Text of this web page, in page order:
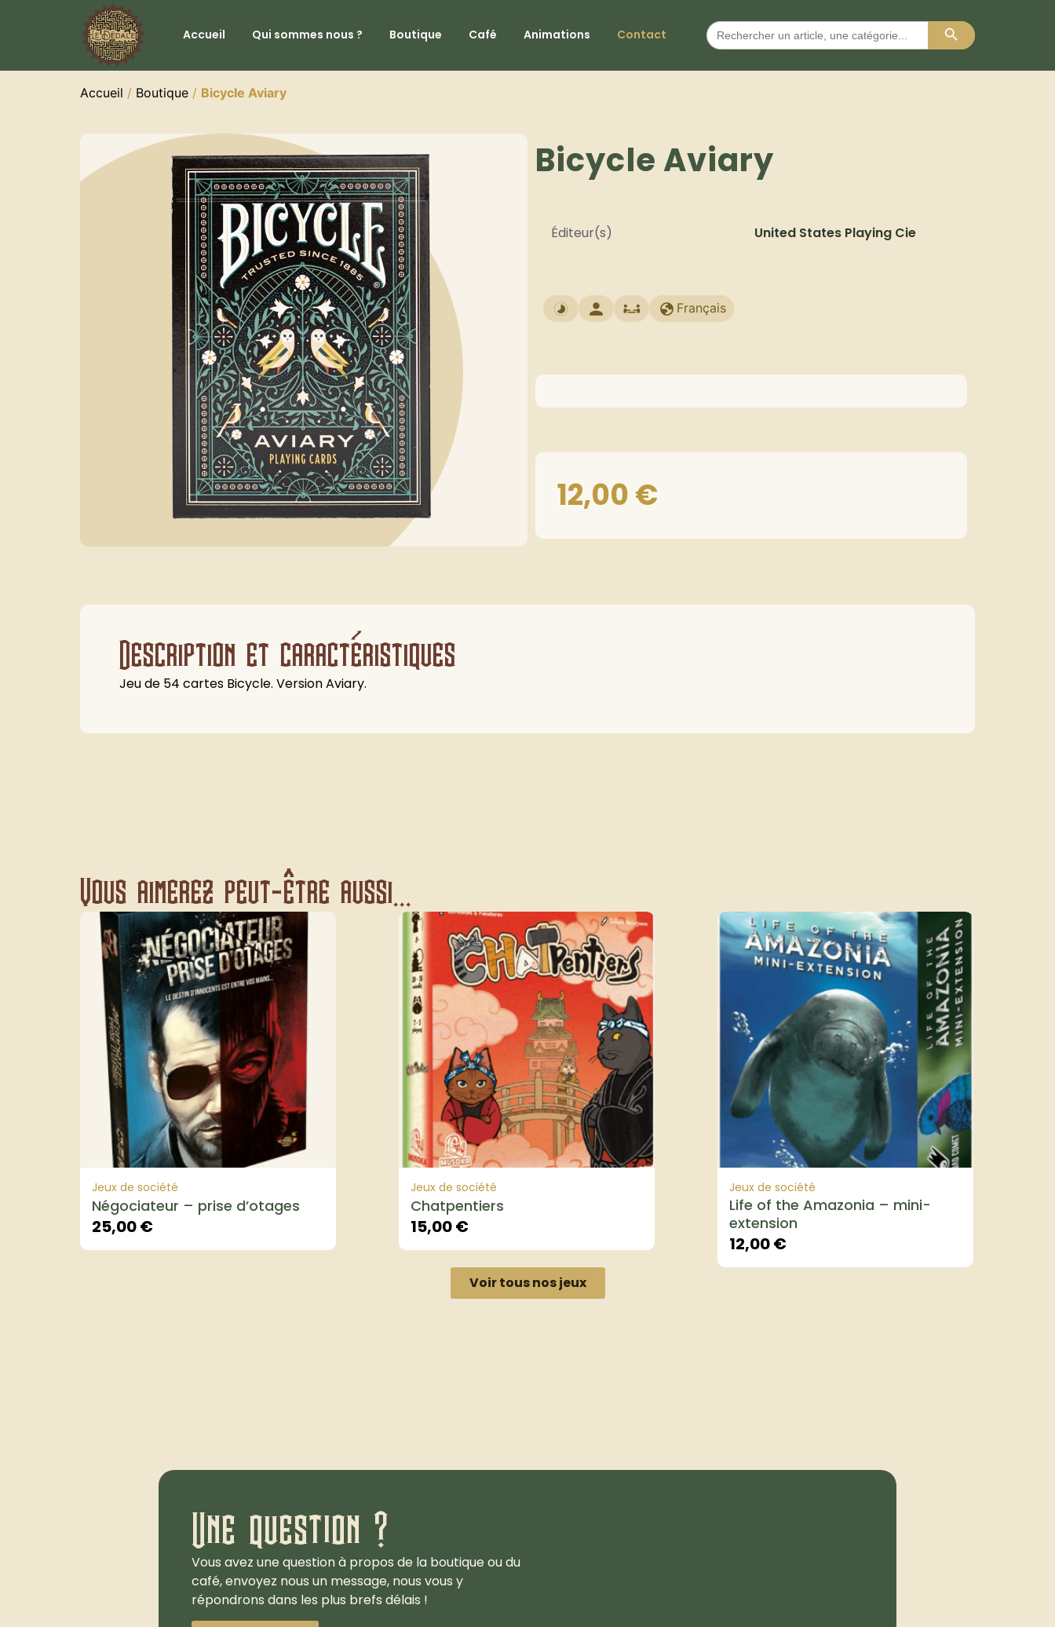
Accueil Qui sommes nous ? Boutique Café Animations Contact
Search
for:
Search Button
Accueil / Boutique / Bicycle Aviary
Bicycle Aviary
Éditeur(s) United States Playing Cie
Français
12,00€
Description et caractéristiques
Jeu de 54 cartes Bicycle. Version Aviary.
Vous aimerez peut-être aussi...
Jeux de société
Négociateur – prise d’otages
25,00€
Jeux de société
Chatpentiers
15,00€
Jeux de société
Life of the Amazonia – mini-
extension
12,00€
Voir tous nos jeux
Une question ?
Vous avez une question à propos de la boutique ou du
café, envoyez nous un message, nous vous y
répondrons dans les plus brefs délais !